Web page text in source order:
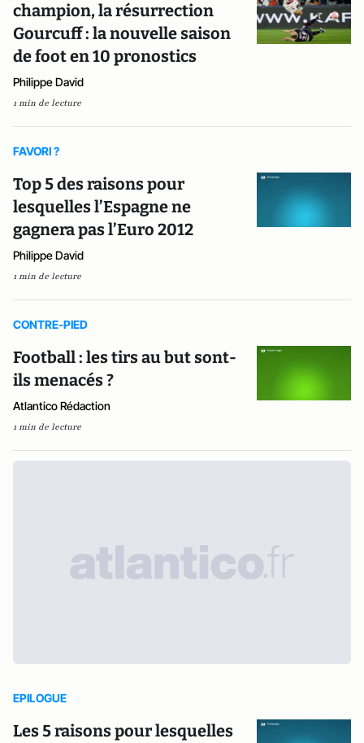
champion, la résurrection
Gourcuff : la nouvelle saison
de foot en 10 pronostics
Philippe David
1 min de lecture
FAVORI ?
Top 5 des raisons pour
lesquelles l’Espagne ne
gagnera pas l’Euro 2012
Philippe David
1 min de lecture
CONTRE-PIED
Football : les tirs au but sont-
ils menacés ?
Atlantico Rédaction
1 min de lecture
EPILOGUE
Les 5 raisons pour lesquelles